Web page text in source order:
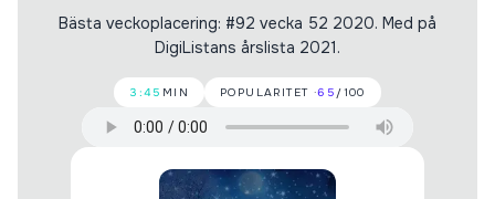
Bästa veckoplacering: #92 vecka 52 2020. Med på
DigiListans årslista 2021.
3:45 MIN POPULARITET ·65 /100